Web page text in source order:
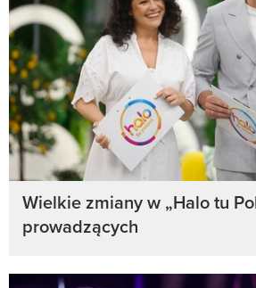
Wielkie zmiany w „Halo tu
prowadzących